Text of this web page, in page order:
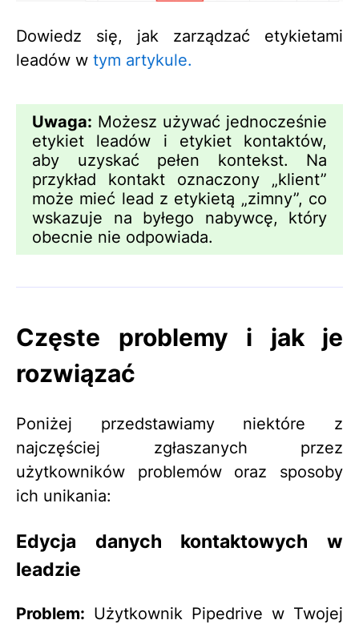
Dowiedz się, jak zarządzać etykietami
leadów w tym artykule.
Uwaga: Możesz używać jednocześnie
etykiet leadów i etykiet kontaktów,
aby uzyskać pełen kontekst. Na
przykład kontakt oznaczony „klient”
może mieć lead z etykietą „zimny”, co
wskazuje na byłego nabywcę, który
obecnie nie odpowiada.
Częste problemy i jak je
rozwiązać
Poniżej przedstawiamy niektóre z
najczęściej zgłaszanych przez
użytkowników problemów oraz sposoby
ich unikania:
Edycja danych kontaktowych w
leadzie
Problem: Użytkownik Pipedrive w Twojej